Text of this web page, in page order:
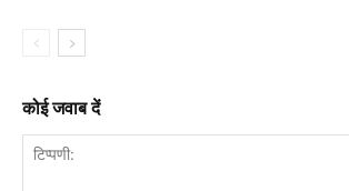
कोई जवाब दें